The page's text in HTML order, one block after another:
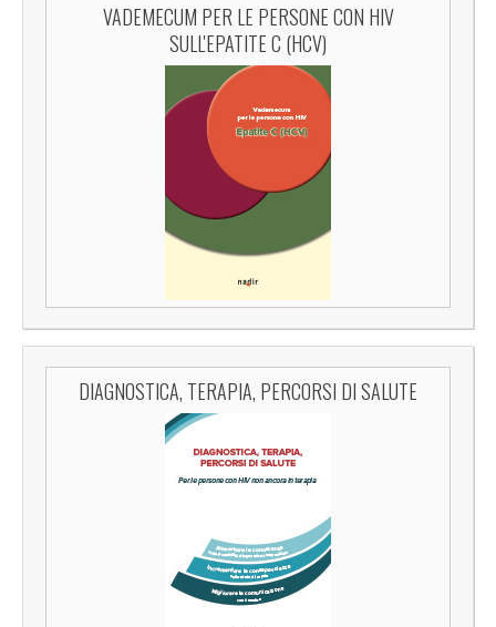
VADEMECUM PER LE PERSONE CON HIV
SULL'EPATITE C (HCV)
DIAGNOSTICA, TERAPIA, PERCORSI DI SALUTE